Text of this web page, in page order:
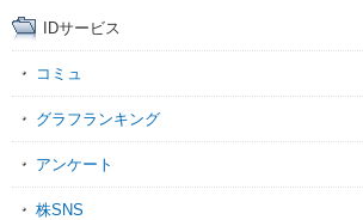
IDサービス
コミュ
グラフランキング
アンケート
株SNS